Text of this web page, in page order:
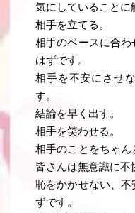
気にしていることに
相手を立てる。
相手のペースに合わ
はずです。
相手を不安にさせ
す。
結論を早く出す。
相手を笑わせる。
相手のことをちゃ
皆さんは無意識に不
恥をかかせない、
ずです。